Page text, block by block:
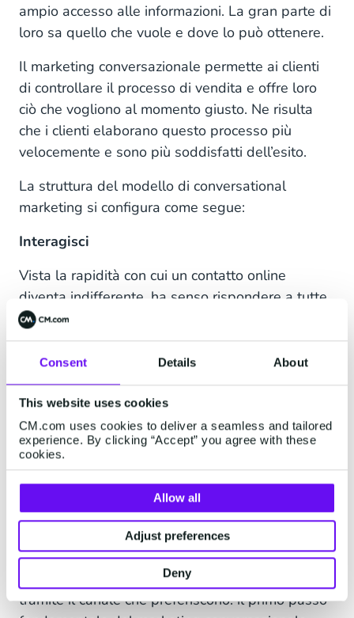
Consent Details About
This website uses cookies
CM.com uses cookies to deliver a seamless and tailored
experience. By clicking “Accept” you agree with these
cookies.
Allow all
Adjust preferences
Deny
ampio accesso alle informazioni. La gran parte di
loro sa quello che vuole e dove lo può ottenere.
Il marketing conversazionale permette ai clienti
di controllare il processo di vendita e offre loro
ciò che vogliono al momento giusto. Ne risulta
che i clienti elaborano questo processo più
velocemente e sono più soddisfatti dell’esito.
La struttura del modello di conversational
marketing si configura come segue:
Interagisci
Vista la rapidità con cui un contatto online
diventa indifferente, ha senso rispondere a tutte
le conversazioni con i clienti “alla velocità di
Internet”. Ciò significa utilizzare strumenti come
WhatsApp, SMS, live chat, chatbot e altre
piattaforme di messaggistica istantanea.
Le nuove generazioni preferiscono i messaggi
alle telefonate, quindi offri loro questo canale di
comunicazione è assicurati che sia gestito da un
team. Le generazioni più vecchie, al contrario,
prediligono le email: in questo caso non hai
scuse, puoi inviare una risposta immediata o
chiamare direttamente.
Interagire con i clienti significa raggiungerli
tramite il canale che preferiscono: il primo passo